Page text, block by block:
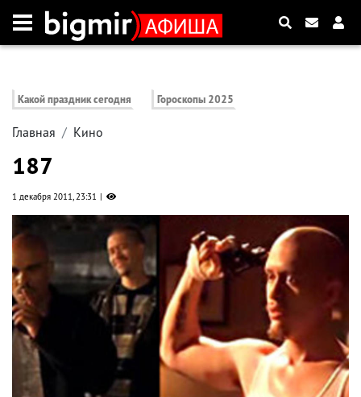
Какой праздник сегодня Гороскопы 2025
Главная Кино
187
1 декабря 2011, 23:31